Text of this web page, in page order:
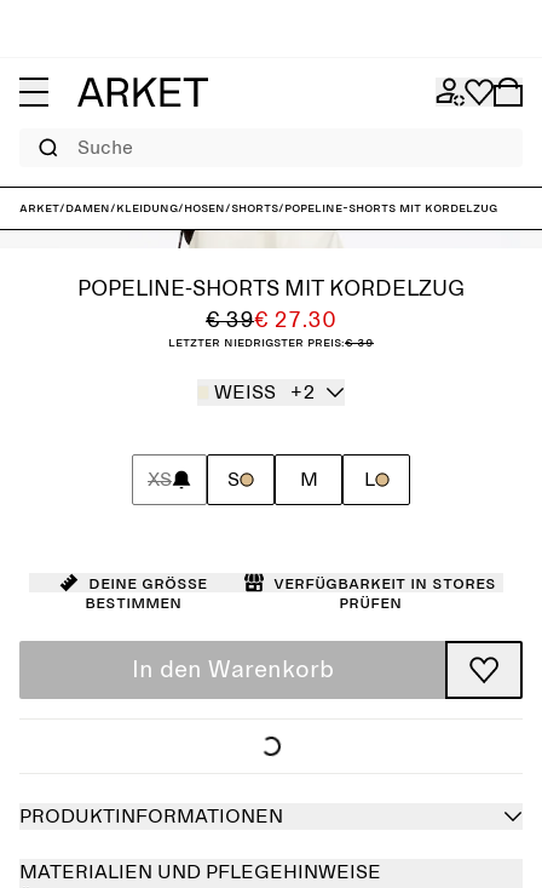
Suche
ARKET/Damen/Kleidung/Hosen/Shorts/Popeline-Shorts mit Kordelzug
POPELINE-SHORTS MIT KORDELZUG
€ 39€ 27.30
Letzter niedrigster Preis:€ 39
WEISS +2
XS S M L
Deine Größe
bestimmen
Verfügbarkeit in Stores
prüfen
In den Warenkorb
PRODUKTINFORMATIONEN
MATERIALIEN UND PFLEGEHINWEISE